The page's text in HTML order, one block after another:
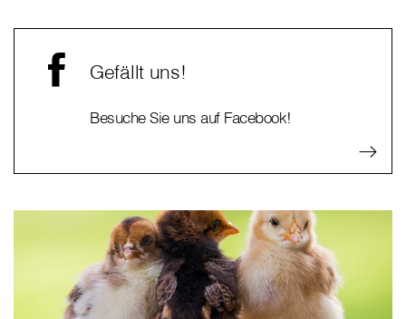
Gefällt uns!
Besuche Sie uns auf Facebook!